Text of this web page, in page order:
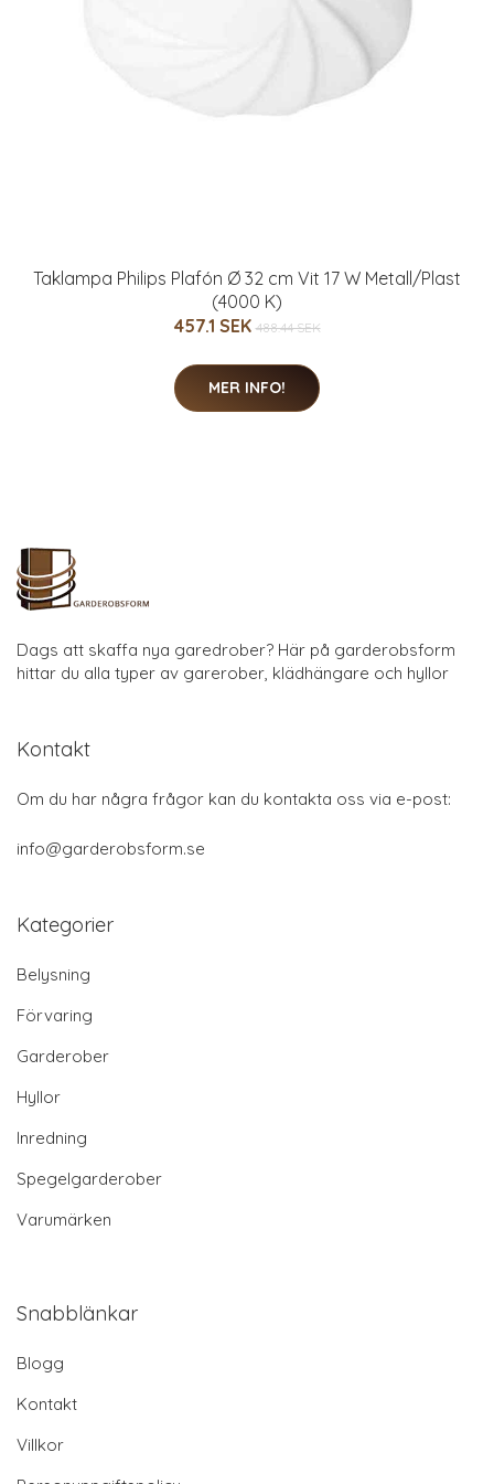
Taklampa Philips Plafón Ø 32 cm Vit 17 W Metall/Plast
(4000 K)
457.1 SEK 488.44 SEK
MER INFO!
Dags att skaffa nya garedrober? Här på garderobsform
hittar du alla typer av garerober, klädhängare och hyllor
Kontakt
Om du har några frågor kan du kontakta oss via e-post:
info@garderobsform.se
Kategorier
Belysning
Förvaring
Garderober
Hyllor
Inredning
Spegelgarderober
Varumärken
Snabblänkar
Blogg
Kontakt
Villkor